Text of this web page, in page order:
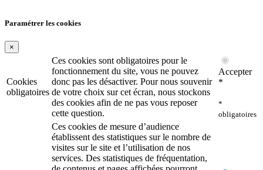
Paramétrer les cookies
×
Cookies
obligatoires
Ces cookies sont obligatoires pour le
fonctionnement du site, vous ne pouvez
donc pas les désactiver. Pour nous souvenir
de votre choix sur cet écran, nous stockons
des cookies afin de ne pas vous reposer
cette question.
Accepter
*
*
obligatoires
Ces cookies de mesure d’audience
établissent des statistiques sur le nombre de
visites sur le site et l’utilisation de nos
services. Des statistiques de fréquentation,